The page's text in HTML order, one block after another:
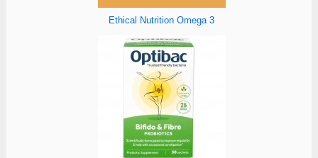
Ethical Nutrition Omega 3